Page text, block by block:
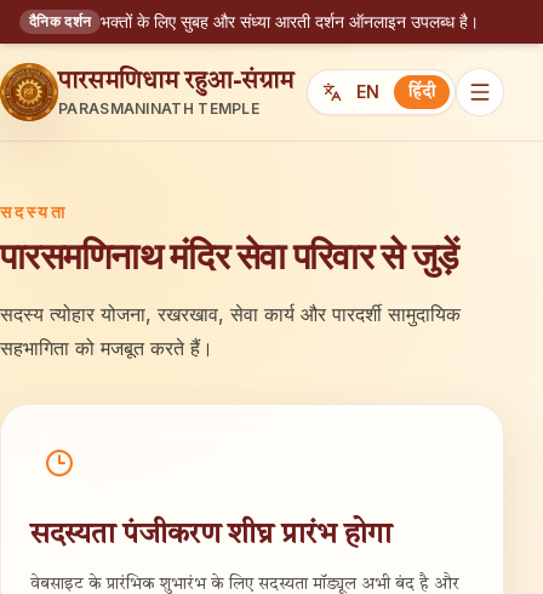
दैनिक दर्शन भक्तों के लिए सुबह और संध्या आरती दर्शन ऑनलाइन उपलब्ध है।
पारसमणिधाम रहुआ-संग्राम
PARASMANINATH TEMPLE
EN हिंदी
सदस्यता
पारसमणिनाथ मंदिर सेवा परिवार से जुड़ें
सदस्य त्योहार योजना, रखरखाव, सेवा कार्य और पारदर्शी सामुदायिक
सहभागिता को मजबूत करते हैं।
सदस्यता पंजीकरण शीघ्र प्रारंभ होगा
वेबसाइट के प्रारंभिक शुभारंभ के लिए सदस्यता मॉड्यूल अभी बंद है और